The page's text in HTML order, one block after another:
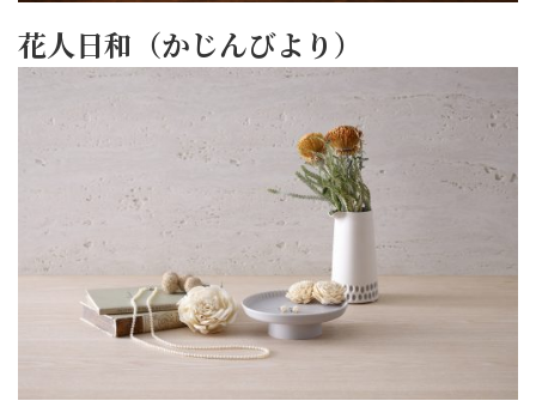
花人日和（かじんびより）